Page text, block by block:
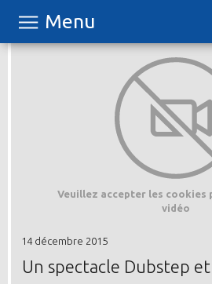
Menu
Veuillez accepter les cookies
vidéo
14 décembre 2015
Un spectacle Dubstep